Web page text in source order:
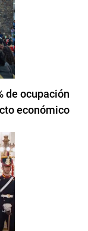
de ocupación
económico